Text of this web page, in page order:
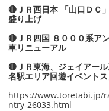
🔴ＪＲ西日本 「山口ＤＣ
盛り上げ
🔴ＪＲ四国 ８０００系ア
車リニューアル
🔴ＪＲ東海、ジェイアー
名駅エリア回遊イベント
https://www.toretabi.jp/
ntry-26033.html